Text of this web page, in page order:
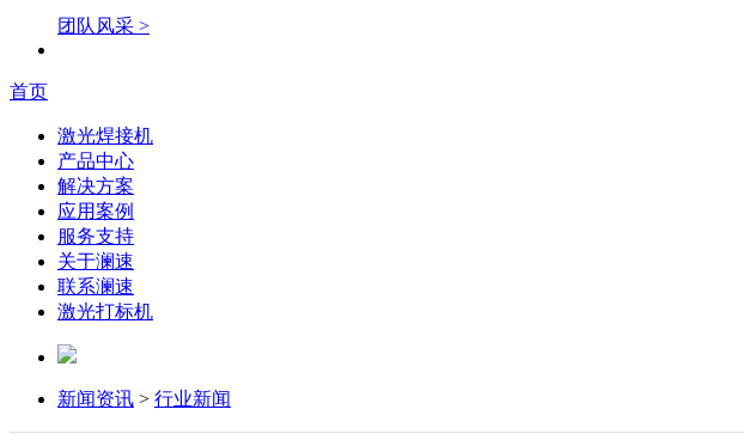
团队风采 >
首页
激光焊接机
产品中心
解决方案
应用案例
服务支持
关于澜速
联系澜速
激光打标机
新闻资讯 > 行业新闻